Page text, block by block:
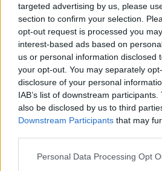
targeted advertising by us, please
section to confirm your selection.
opt-out request is processed you
interest-based ads based on
us or personal information disclosed
your opt-out. You may separately
disclosure of your personal
IAB’s list of downstream
also be disclosed by us to third
Downstream Participants that may
Please note that this website/app
Personal Data Processing Opt